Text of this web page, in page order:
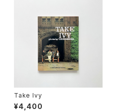
Take Ivy
¥4,400